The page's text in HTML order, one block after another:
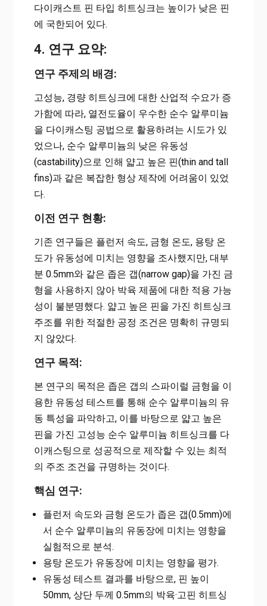
다이캐스트 핀 타입 히트싱크는 높이가 낮은 핀
에 국한되어 있다.
4. 연구 요약:
연구 주제의 배경:
고성능, 경량 히트싱크에 대한 산업적 수요가 증
가함에 따라, 열전도율이 우수한 순수 알루미늄
을 다이캐스팅 공법으로 활용하려는 시도가 있
었으나, 순수 알루미늄의 낮은 유동성
(castability)으로 인해 얇고 높은 핀(thin and tall
fins)과 같은 복잡한 형상 제작에 어려움이 있었
다.
이전 연구 현황:
기존 연구들은 플런저 속도, 금형 온도, 용탕 온
도가 유동성에 미치는 영향을 조사했지만, 대부
분 0.5mm와 같은 좁은 갭(narrow gap)을 가진 금
형을 사용하지 않아 박육 제품에 대한 적용 가능
성이 불분명했다. 얇고 높은 핀을 가진 히트싱크
주조를 위한 적절한 공정 조건은 명확히 규명되
지 않았다.
연구 목적:
본 연구의 목적은 좁은 갭의 스파이럴 금형을 이
용한 유동성 테스트를 통해 순수 알루미늄의 유
동 특성을 파악하고, 이를 바탕으로 얇고 높은
핀을 가진 고성능 순수 알루미늄 히트싱크를 다
이캐스팅으로 성공적으로 제작할 수 있는 최적
의 주조 조건을 규명하는 것이다.
핵심 연구:
플런저 속도와 금형 온도가 좁은 갭(0.5mm)에
서 순수 알루미늄의 유동장에 미치는 영향을
실험적으로 분석.
용탕 온도가 유동장에 미치는 영향을 평가.
유동성 테스트 결과를 바탕으로, 핀 높이
50mm, 상단 두께 0.5mm의 박육·고핀 히트싱